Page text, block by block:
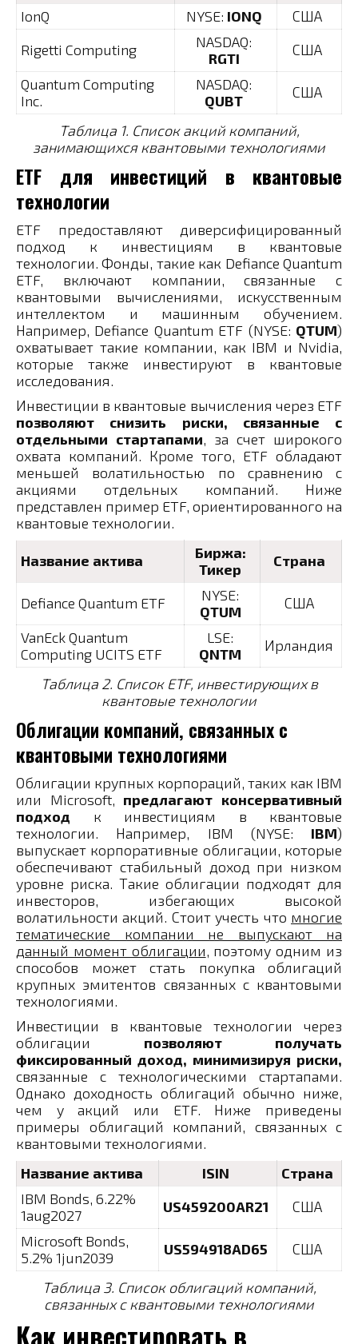
IonQ
NYSE: IONQ
США
Rigetti Computing
NASDAQ:
RGTI
США
Quantum Computing
Inc.
NASDAQ:
QUBT
США
Таблица 1. Список акций компаний,
занимающихся квантовыми технологиями
ETF для инвестиций в квантовые
технологии
ETF предоставляют диверсифицированный
подход к инвестициям в квантовые
технологии. Фонды, такие как Defiance Quantum
ETF, включают компании, связанные с
квантовыми вычислениями, искусственным
интеллектом и машинным обучением.
Например, Defiance Quantum ETF (NYSE: QTUM)
охватывает такие компании, как IBM и Nvidia,
которые также инвестируют в квантовые
исследования.
Инвестиции в квантовые вычисления через ETF
позволяют снизить риски, связанные с
отдельными стартапами, за счет широкого
охвата компаний. Кроме того, ETF обладают
меньшей волатильностью по сравнению с
акциями отдельных компаний. Ниже
представлен пример ETF, ориентированного на
квантовые технологии.
Название актива
Биржа:
Тикер
Страна
Defiance Quantum ETF
NYSE:
QTUM
США
VanEck Quantum
Computing UCITS ETF
LSE:
QNTM
Ирландия
Таблица 2. Список ETF, инвестирующих в
квантовые технологии
Облигации компаний, связанных с
квантовыми технологиями
Облигации крупных корпораций, таких как IBM
или Microsoft, предлагают консервативный
подход к инвестициям в квантовые
технологии. Например, IBM (NYSE: IBM)
выпускает корпоративные облигации, которые
обеспечивают стабильный доход при низком
уровне риска. Такие облигации подходят для
инвесторов, избегающих высокой
волатильности акций. Стоит учесть что многие
тематические компании не выпускают на
данный момент облигации, поэтому одним из
способов может стать покупка облигаций
крупных эмитентов связанных с квантовыми
технологиями.
Инвестиции в квантовые технологии через
облигации позволяют получать
фиксированный доход, минимизируя риски,
связанные с технологическими стартапами.
Однако доходность облигаций обычно ниже,
чем у акций или ETF. Ниже приведены
примеры облигаций компаний, связанных с
квантовыми технологиями.
Название актива
ISIN
Страна
IBM Bonds, 6.22%
1aug2027
US459200AR21
США
Microsoft Bonds,
5.2% 1jun2039
US594918AD65 США
Таблица 3. Список облигаций компаний,
связанных с квантовыми технологиями
Как инвестировать в